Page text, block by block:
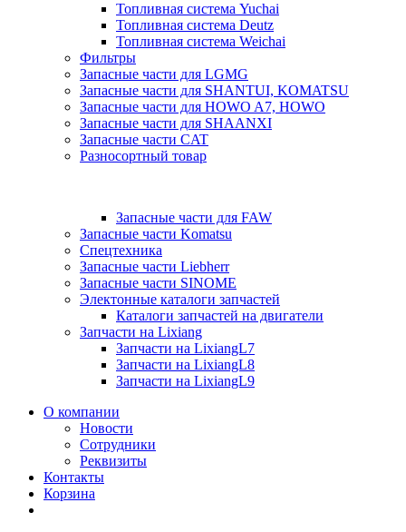
Топливная система Yuchai
Топливная система Deutz
Топливная система Weichai
Фильтры
Запасные части для LGMG
Запасные части для SHANTUI, KOMATSU
Запасные части для HOWO A7, HOWO
Запасные части для SHAANXI
Запасные части CAT
Разносортный товар
Запасные части для FAW
Запасные части Komatsu
Спецтехника
Запасные части Liebherr
Запасные части SINOME
Электонные каталоги запчастей
Каталоги запчастей на двигатели
Запчасти на Lixiang
Запчасти на LixiangL7
Запчасти на LixiangL8
Запчасти на LixiangL9
О компании
Новости
Сотрудники
Реквизиты
Контакты
Корзина